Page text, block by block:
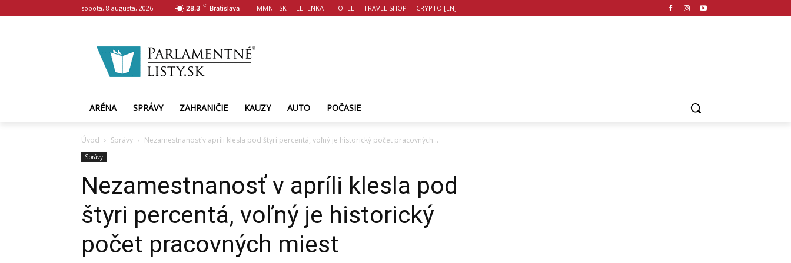
sobota, 8 augusta, 2026 28.3 C Bratislava MMNT.SK LETENKA HOTEL TRAVEL SHOP CRYPTO [EN]
ARÉNA SPRÁVY ZAHRANIČIE KAUZY AUTO POČASIE
Úvod Správy Nezamestnanosť v apríli klesla pod štyri percentá, voľný je historický počet pracovných...
Správy
Nezamestnanosť v apríli klesla pod
štyri percentá, voľný je historický
počet pracovných miest